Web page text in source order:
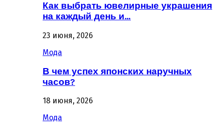
Как выбрать ювелирные украшения
на каждый день и…
23 июня, 2026
Мода
В чем успех японских наручных
часов?
18 июня, 2026
Мода